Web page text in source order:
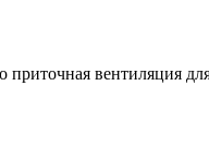
приточная вентиляция